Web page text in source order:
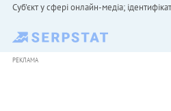
Cуб'єкт у сфері онлайн-медіа;
РЕКЛАМА